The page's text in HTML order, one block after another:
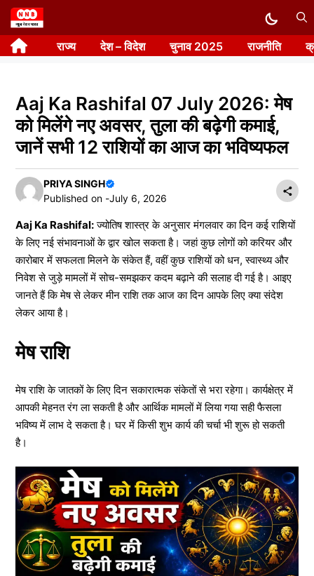
Skip
to
content राज्य देश – विदेश चुनाव 2025 राजनीति
Aaj Ka Rashifal 07 July 2026: मेष
को मिलेंगे नए अवसर, तुला की बढ़ेगी कमाई,
जानें सभी 12 राशियों का आज का भविष्यफल
PRIYA SINGH
Published on -July 6, 2026
Aaj Ka Rashifal:ज्योतिष शास्त्र के अनुसार मंगलवार का दिन कई राशियों
के लिए नई संभावनाओं के द्वार खोल सकता है। जहां कुछ लोगों को करियर और
कारोबार में सफलता मिलने के संकेत हैं, वहीं कुछ राशियों को धन, स्वास्थ्य और
निवेश से जुड़े मामलों में सोच-समझकर कदम बढ़ाने की सलाह दी गई है। आइए
जानते हैं कि मेष से लेकर मीन राशि तक आज का दिन आपके लिए क्या संदेश
लेकर आया है।
मेष राशि
मेष राशि के जातकों के लिए दिन सकारात्मक संकेतों से भरा रहेगा। कार्यक्षेत्र में
आपकी मेहनत रंग ला सकती है और आर्थिक मामलों में लिया गया सही फैसला
भविष्य में लाभ दे सकता है। घर में किसी शुभ कार्य की चर्चा भी शुरू हो सकती
है।